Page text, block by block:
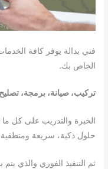
فني بدالة يوفر كافة
الخاص بك.
تركيب، صيانة، برمجة،
الخبرة والتدريب على كل
حلول ذكية، سريعة ومنطقية
ثم التنفيذ الفوري والذي